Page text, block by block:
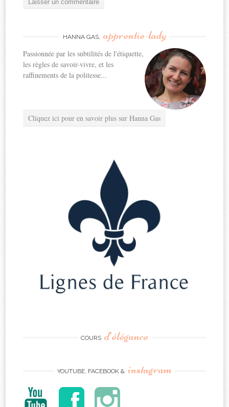
HANNA GAS, apprentie-lady
Passionnée par les subtilités de l'étiquette,
les règles de savoir-vivre, et les
raffinements de la politesse...
Cliquez ici pour en savoir plus sur Hanna Gas
COURS d’élégance
YOUTUBE, FACEBOOK & instagram